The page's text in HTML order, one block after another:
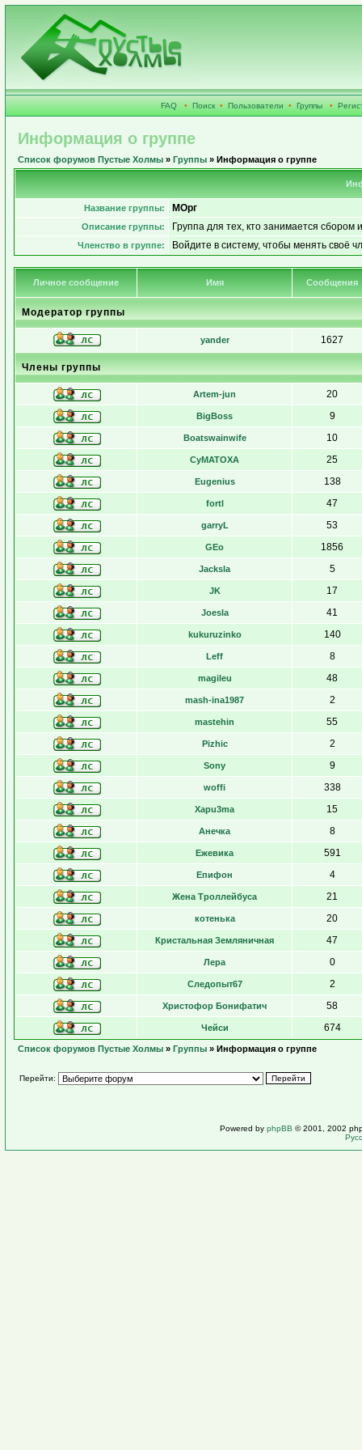
FAQ • Поиск • Пользователи • Группы •
Информация о группе
Список форумов Пустые Холмы » Группы » Информация о группе
Название группы: МОрг
Описание группы: Группа для тех, кто занимается
Членство в группе: Войдите в систему, чтобы менять своё
Личное сообщение Имя Сообщения
Модератор группы
yander 1627
Члены группы
Artem-jun 20
BigBoss 9
Boatswainwife 10
CyMATOXA 25
Eugenius 138
fortl 47
garryL 53
GEo 1856
Jacksla 5
JK 17
Joesla 41
kukuruzinko 140
Leff 8
magileu 48
mash-ina1987 2
mastehin 55
Pizhic 2
Sony 9
woffi 338
Xapu3ma 15
Анечка 8
Ежевика 591
Епифон 4
Жена Троллейбуса 21
котенька 20
Кристальная Земляничная 47
Лера 0
Следопыт67 2
Христофор Бонифатич 58
Чейси 674
Список форумов Пустые Холмы » Группы » Информация о группе
Перейти:
Powered by phpBB © 2001, 2002